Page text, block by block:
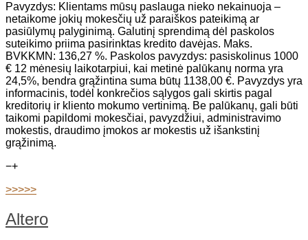
Pavyzdys: Klientams mūsų paslauga nieko nekainuoja –
netaikome jokių mokesčių už paraiškos pateikimą ar
pasiūlymų palyginimą. Galutinį sprendimą dėl paskolos
suteikimo priima pasirinktas kredito davėjas. Maks.
BVKKMN: 136,27 %. Paskolos pavyzdys: pasiskolinus 1000
€ 12 mėnesių laikotarpiui, kai metinė palūkanų norma yra
24,5%, bendra grąžintina suma būtų 1138,00 €. Pavyzdys yra
informacinis, todėl konkrečios sąlygos gali skirtis pagal
kreditorių ir kliento mokumo vertinimą. Be palūkanų, gali būti
taikomi papildomi mokesčiai, pavyzdžiui, administravimo
mokestis, draudimo įmokos ar mokestis už išankstinį
grąžinimą.
−+
>>>>>
Altero